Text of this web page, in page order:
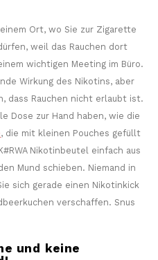
Ort, wo Sie zur Zigarette
weil das Rauchen dort
wichtigen Meeting im Büro.
Wirkung des Nikotins, aber
dass Rauchen nicht erlaubt ist.
Dose zur Hand haben, wie die
, die mit kleinen Pouches gefüllt
Nikotinbeutel einfach aus
Mund schieben. Niemand in
sich gerade einen Nikotinkick
verschaffen. Snus
und keine